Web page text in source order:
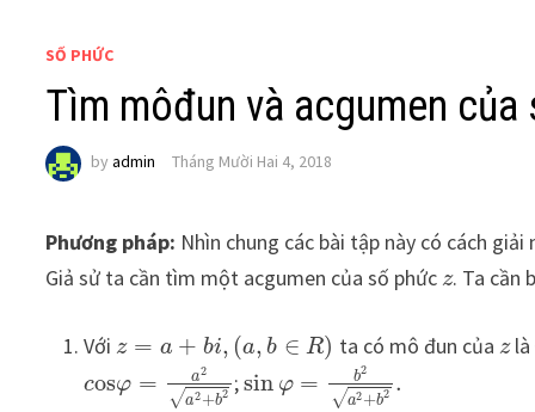
SỐ PHỨC
Tìm môđun và acgumen của
byadmin Tháng Mười Hai 4, 2018
Phương pháp: Nhìn chung các bài tập này có cách giải
Giả sử ta cần tìm một acgumen của số phứcz. Ta cần
Vớiz = a + bi, (a, b ∈ R) ta có mô đun của zlà
cosφ = a2
a2+b2
√
;sin φ = b2
a2+b2
√
.